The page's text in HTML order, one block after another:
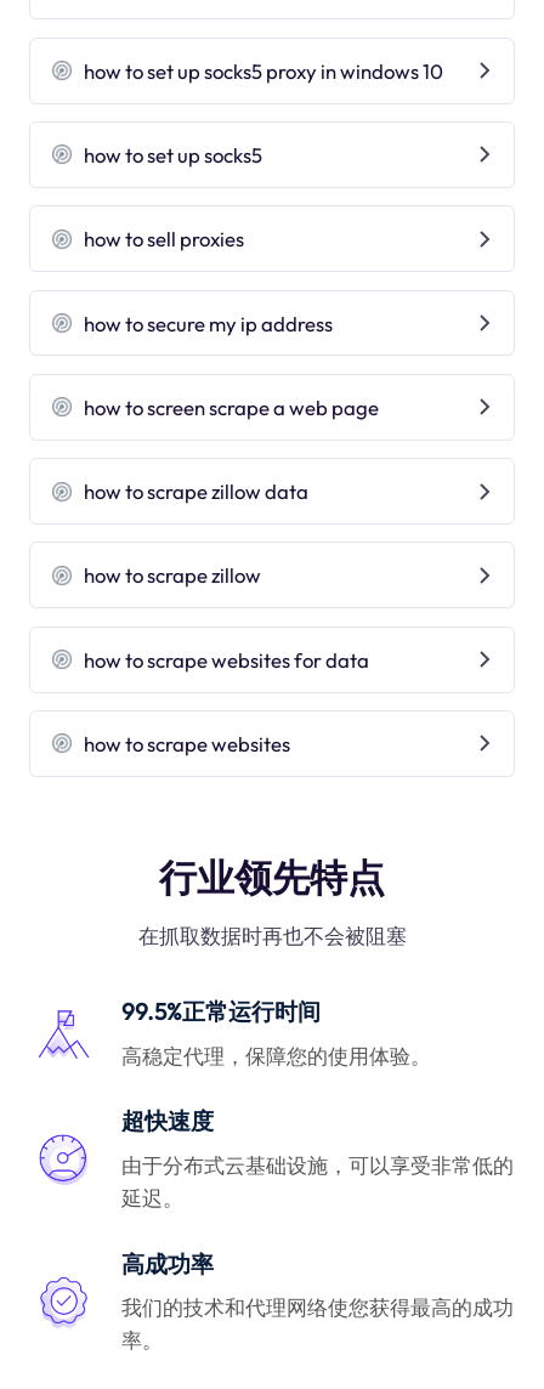
how to set up socks5 proxy in windows 10
how to set up socks5
how to sell proxies
how to secure my ip address
how to screen scrape a web page
how to scrape zillow data
how to scrape zillow
how to scrape websites for data
how to scrape websites
行业领先特点
在抓取数据时再也不会被阻塞
99.5%正常运行时间
高稳定代理，保障您的使用体验。
超快速度
由于分布式云基础设施，可以享受非常低的
延迟。
高成功率
我们的技术和代理网络使您获得最高的成功
率。